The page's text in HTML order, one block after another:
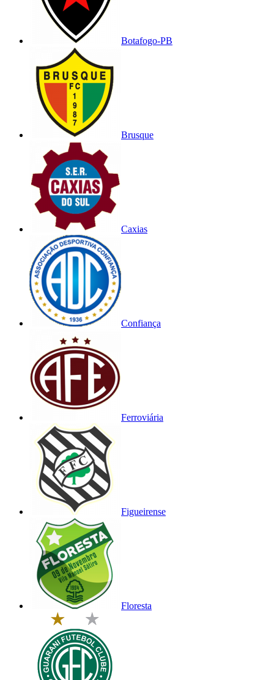
Botafogo-PB
Brusque
Caxias
Confiança
Ferroviária
Figueirense
Floresta